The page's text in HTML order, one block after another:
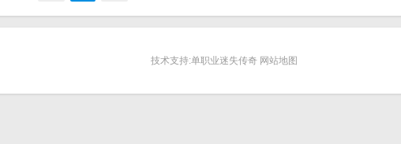
技术支持:单职业迷失传奇 网站地图